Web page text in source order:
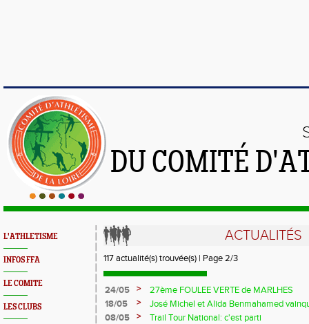
DU COMITÉ
L'ATHLETISME
INFOS FFA
LE COMITE
LES CLUBS
ACTUALITÉS
117 actualité(s) trouvée(s) | Page 2/3
24/05 >
27ème FOULEE VERTE de MARLHES
18/05
>
José Michel et Alida Benmahamed
08/05
>
Trail Tour National: c'est parti